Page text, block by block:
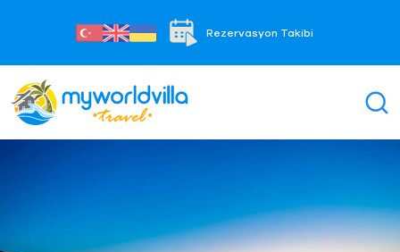
Rezervasyon Takibi